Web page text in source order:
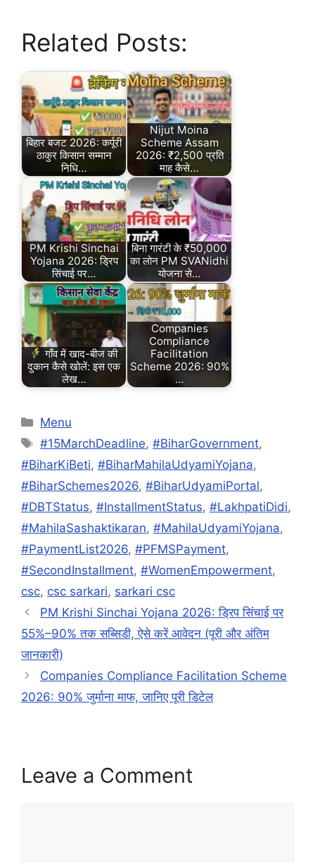
Related Posts:
बिहार बजट 2026: कर्पूरी
ठाकुर किसान सम्मान
निधि…
Nijut Moina
Scheme Assam
2026: ₹2,500 प्रति
माह कैसे…
PM Krishi Sinchai
Yojana 2026: ड्रिप
सिंचाई पर…
बिना गारंटी के ₹50,000
का लोन PM SVANidhi
योजना से…
गाँव में खाद-बीज की
दुकान कैसे खोलें: इस एक
लेख…
Companies
Compliance
Facilitation
Scheme 2026: 90%
…
Categories
Menu
Tags
#15MarchDeadline,#BiharGovernment,
#BiharKiBeti, #BiharMahilaUdyamiYojana,
#BiharSchemes2026, #BiharUdyamiPortal,
#DBTStatus, #InstallmentStatus, #LakhpatiDidi,
#MahilaSashaktikaran, #MahilaUdyamiYojana,
#PaymentList2026, #PFMSPayment,
#SecondInstallment, #WomenEmpowerment,
csc, csc sarkari, sarkari csc
PM Krishi Sinchai Yojana 2026: ड्रिप सिंचाई पर
55%–90% तक सब्सिडी, ऐसे करें आवेदन (पूरी और अंतिम
जानकारी)
Companies Compliance Facilitation Scheme
2026: 90% जुर्माना माफ, जानिए पूरी डिटेल
Leave a Comment